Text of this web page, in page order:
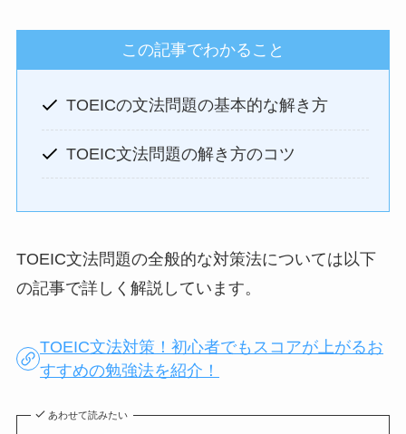
この記事でわかること
TOEICの文法問題の基本的な解き方
TOEIC文法問題の解き方のコツ
TOEIC文法問題の全般的な対策法については以下
の記事で詳しく解説しています。
TOEIC文法対策！初心者でもスコアが上がるお
すすめの勉強法を紹介！
あわせて読みたい